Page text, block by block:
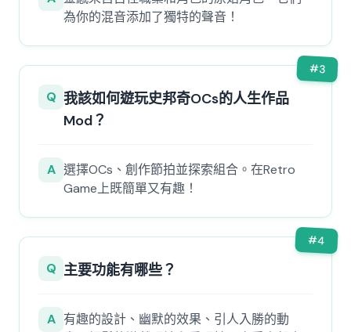
為你的混音添加了獨特的聲音！
#3
Q 我該如何遊玩史邦奇OCs的人生作品
Mod？
A 選擇OCs、創作節拍並探索組合。在Retro
Game上既簡單又有趣！
#4
Q 主要功能有哪些？
A 有趣的設計、幽默的效果、引人入勝的動